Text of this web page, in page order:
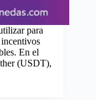
para
En el
(USDT),